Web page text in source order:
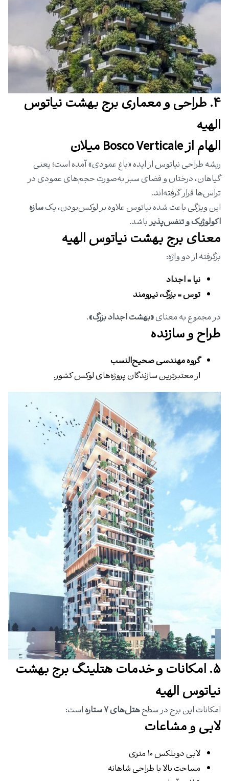
۴. طراحی و معماری برج بهشت نیاتوس
الهیه
الهام از Bosco Verticale میلان
ریشه طراحی نیاتوس از ایده «باغ عمودی» آمده است؛ یعنی
گیاهان، درختان و فضای سبز به‌صورت حجم‌های عمودی در
تراس‌ها قرار گرفته‌اند.
این ویژگی باعث شده نیاتوس علاوه بر لوکس‌بودن، یکسازه
اکولوژیک و تنفس‌پذیرباشد.
معنای برج بهشت نیاتوس الهیه
برگرفته از دو واژه:
نیا = اجداد
توس = بزرگ، نیرومند
در مجموع به معنای«بهشت اجداد بزرگ».
طراح و سازنده
گروه مهندسی صحیح‌النسب
از معتبرترین سازندگان پروژه‌های لوکس کشور.
۵. امکانات و خدمات هتلینگ برج بهشت
نیاتوس الهیه
امکانات این برج در سطحهتل‌های ۷ ستاره است:
لابی و مشاعات
لابی دوبلکس ۱۰ متری
مساحت بالا با طراحی شاهانه